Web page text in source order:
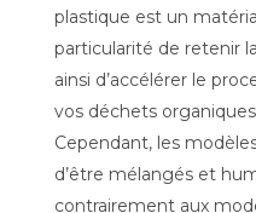
plastique est un
particularité de retenir
ainsi d’accélérer le
vos déchets
Cependant, les
d’être mélangés et
contrairement aux